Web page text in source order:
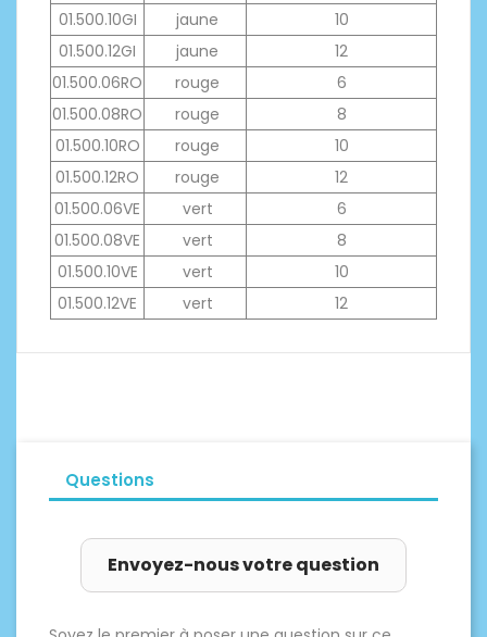
01.500.10GI
jaune
10
01.500.12GI
jaune
12
01.500.06RO
rouge
6
01.500.08RO
rouge
8
01.500.10RO
rouge
10
01.500.12RO
rouge
12
01.500.06VE
vert
6
01.500.08VE
vert
8
01.500.10VE
vert
10
01.500.12VE
vert 12
Questions
Envoyez-nous votre question